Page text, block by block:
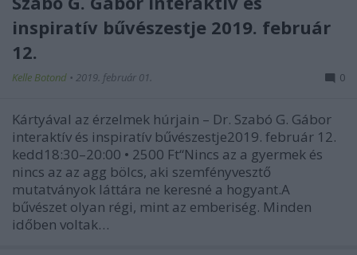
inspiratív bűvészestje 2019. február
12.
Kelle Botond • 2019. február 01. 0
Kártyával az érzelmek húrjain – Dr. Szabó G. Gábor
interaktív és inspiratív bűvészestje2019. február 12.
kedd18:30–20:00 • 2500 Ft“Nincs az a gyermek és
nincs az az agg bölcs, aki szemfényvesztő
mutatványok láttára ne keresné a hogyant.A
bűvészet olyan régi, mint az emberiség. Minden
időben voltak…